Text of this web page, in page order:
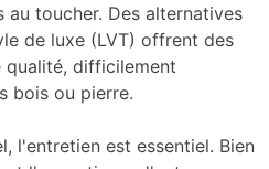
au toucher. Des alternatives
de luxe (LVT) offrent des
qualité, difficilement
bois ou pierre.
l'entretien est essentiel. Bien